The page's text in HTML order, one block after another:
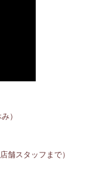
）
店舗スタッフまで）